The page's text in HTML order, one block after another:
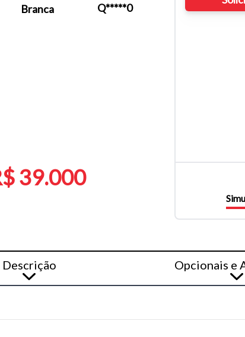
Branca Q*****0
39.000
Descrição Opcionais e